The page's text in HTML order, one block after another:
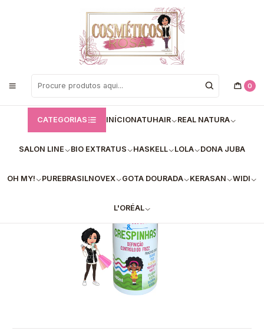
0
CATEGORIAS INÍCIONATUHAIR REAL NATURA
SALON LINE BIO EXTRATUS HASKELL LOLA DONA JUBA
OH MY! PUREBRASILNOVEX GOTA DOURADA KERASAN WIDI
L'ORÉAL
Bem vindos a Loja de Cosméticos Rosa!
Ativador de cachos - Dona juba
Ativador de Cachos Cachinhos & Crespínhas (400ml)